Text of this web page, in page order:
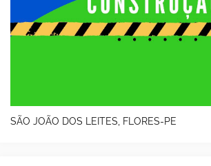
SÃO JOÃO DOS LEITES, FLORES-PE